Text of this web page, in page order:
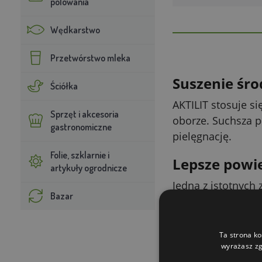
Wędkarstwo
Przetwórstwo mleka
Ściółka
Sprzęt i akcesoria
gastronomiczne
Folie, szklarnie i
artykuły ogrodnicze
Bazar
Suszenie
AKTILIT stosuje
oborze. Suchsza
pielęgnację.
Lepsze
Jedną z
powietrza w
Produkt
Ta strona
wyrażasz